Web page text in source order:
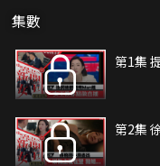
集數
第1集
第2集